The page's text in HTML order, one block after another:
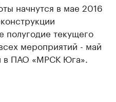
начнутся в мае 2016
полугодие текущего
мероприятий - май
в ПАО «МРСК Юга».